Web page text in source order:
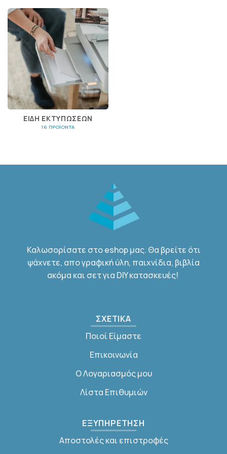
ΕΊΔΗ ΕΚΤΥΠΏΣΕΩΝ
16 ΠΡΟΪΌΝΤΑ
Καλωσορίσατε στο eshop μας. Θα βρείτε ότι
ψάχνετε, απο γραφική ύλη, παιχνίδια, βιβλία
ακόμα και σετ για DIY κατασκευές!
ΣΧΕΤΙΚΑ
Ποιοί Είμαστε
Επικοινωνία
Ο Λογαριασμός μου
Λίστα Επιθυμιών
ΕΞΥΠΗΡΕΤΗΣΗ
Αποστολές και επιστροφές